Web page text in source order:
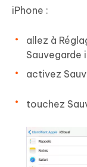
iPhone :
allez à
Sauvegarde
activez
touchez